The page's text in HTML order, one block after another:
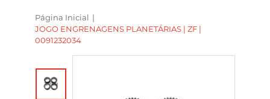
Página Inicial |
JOGO ENGRENAGENS PLANETÁRIAS | ZF |
0091232034